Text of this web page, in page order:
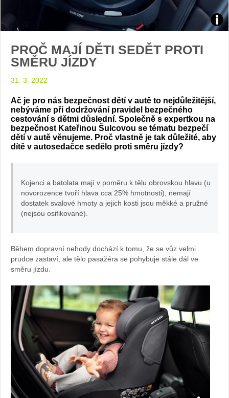
PROČ MAJÍ DĚTI SEDĚT PROTI
SMĚRU JÍZDY
31. 3. 2022
Ač je pro nás bezpečnost dětí v autě to nejdůležitější,
nebýváme při dodržování pravidel bezpečného
cestování s dětmi důslední. Společně s expertkou na
bezpečnost Kateřinou Šulcovou se tématu bezpečí
dětí v autě věnujeme. Proč vlastně je tak důležité, aby
dítě v autosedačce sedělo proti směru jízdy?
Kojenci a batolata mají v poměru k tělu obrovskou hlavu (u
novorozence tvoří hlava cca 25% hmotnosti), nemají
dostatek svalové hmoty a jejich kosti jsou měkké a pružné
(nejsou osifikované).
Během dopravní nehody dochází k tomu, že se vůz velmi
prudce zastaví, ale tělo pasažéra se pohybuje stále dál ve
směru jízdu.